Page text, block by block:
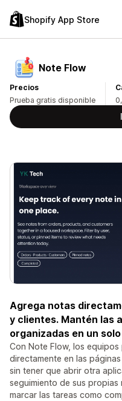
Shopify App Store
Note Flow
Precios
Prueba gratis disponible
Agrega notas
y clientes. Mantén las
organizadas en un
Con Note Flow, los
directamente en las
sin tener que abrir otra
seguimiento de sus
marcar las tareas como